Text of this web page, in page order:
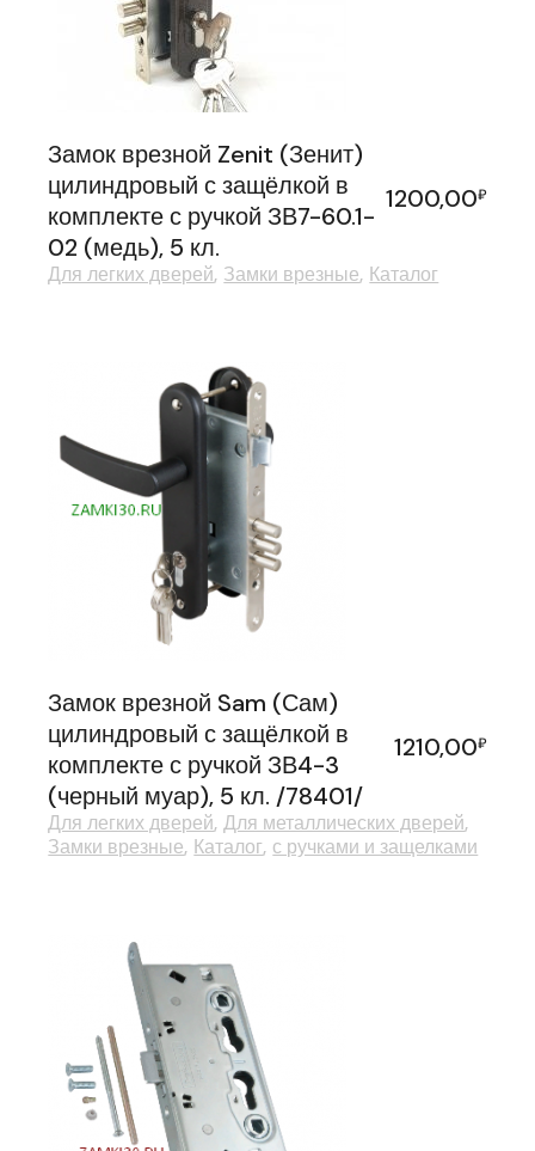
Замок врезной Zenit (Зенит)
цилиндровый с защёлкой в
комплекте с ручкой ЗВ7-60.1-
02 (медь), 5 кл.
1200,00₽
Для легких дверей Замки врезные Каталог
Замок врезной Sam (Сам)
цилиндровый с защёлкой в
комплекте с ручкой ЗВ4-3
(черный муар), 5 кл. /78401/
1210,00₽
Для легких дверей Для металлических дверей
Замки врезные Каталог с ручками и защелками